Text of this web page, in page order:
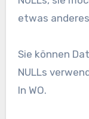
etwas
Sie können
NULLs
In WO.